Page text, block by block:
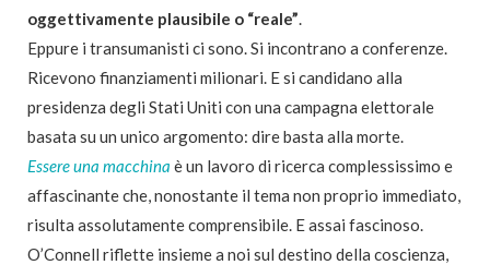
oggettivamente plausibile o “reale”.
Eppure i transumanisti ci sono. Si incontrano a conferenze.
Ricevono finanziamenti milionari. E si candidano alla
presidenza degli Stati Uniti con una campagna elettorale
basata su un unico argomento: dire basta alla morte.
Essere una macchina è un lavoro di ricerca complessissimo e
affascinante che, nonostante il tema non proprio immediato,
risulta assolutamente comprensibile. E assai fascinoso.
O’Connell riflette insieme a noi sul destino della coscienza,